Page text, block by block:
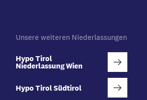
Unsere weiteren Niederlassungen
Hypo Tirol
Niederlassung Wien
Hypo Tirol Südtirol